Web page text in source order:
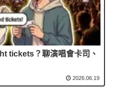
tickets？聊演唱會卡司、
2026.06.19